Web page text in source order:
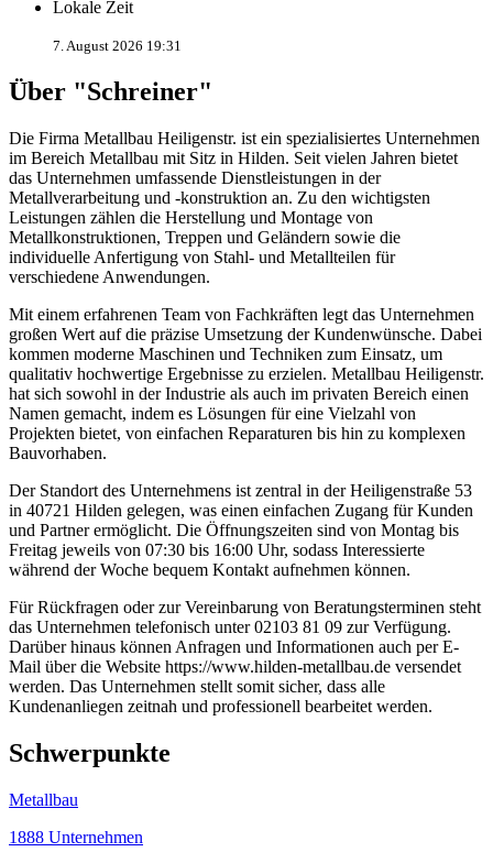
Lokale Zeit
7. August 2026 19:31
Über "Schreiner"
Die Firma Metallbau Heiligenstr. ist ein spezialisiertes Unternehmen
im Bereich Metallbau mit Sitz in Hilden. Seit vielen Jahren bietet
das Unternehmen umfassende Dienstleistungen in der
Metallverarbeitung und -konstruktion an. Zu den wichtigsten
Leistungen zählen die Herstellung und Montage von
Metallkonstruktionen, Treppen und Geländern sowie die
individuelle Anfertigung von Stahl- und Metallteilen für
verschiedene Anwendungen.
Mit einem erfahrenen Team von Fachkräften legt das Unternehmen
großen Wert auf die präzise Umsetzung der Kundenwünsche. Dabei
kommen moderne Maschinen und Techniken zum Einsatz, um
qualitativ hochwertige Ergebnisse zu erzielen. Metallbau Heiligenstr.
hat sich sowohl in der Industrie als auch im privaten Bereich einen
Namen gemacht, indem es Lösungen für eine Vielzahl von
Projekten bietet, von einfachen Reparaturen bis hin zu komplexen
Bauvorhaben.
Der Standort des Unternehmens ist zentral in der Heiligenstraße 53
in 40721 Hilden gelegen, was einen einfachen Zugang für Kunden
und Partner ermöglicht. Die Öffnungszeiten sind von Montag bis
Freitag jeweils von 07:30 bis 16:00 Uhr, sodass Interessierte
während der Woche bequem Kontakt aufnehmen können.
Für Rückfragen oder zur Vereinbarung von Beratungsterminen steht
das Unternehmen telefonisch unter 02103 81 09 zur Verfügung.
Darüber hinaus können Anfragen und Informationen auch per E-
Mail über die Website https://www.hilden-metallbau.de versendet
werden. Das Unternehmen stellt somit sicher, dass alle
Kundenanliegen zeitnah und professionell bearbeitet werden.
Schwerpunkte
Metallbau
1888 Unternehmen